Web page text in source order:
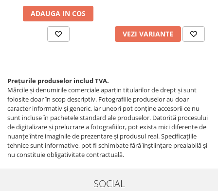
ADAUGA IN COS
VEZI VARIANTE
Prețurile produselor includ TVA.
Mărcile și denumirile comerciale aparțin titularilor de drept şi sunt
folosite doar în scop descriptiv. Fotografiile produselor au doar
caracter informativ şi generic, iar uneori pot conţine accesorii ce nu
sunt incluse în pachetele standard ale produselor. Datorită procesului
de digitalizare și prelucrare a fotografiilor, pot exista mici diferențe de
nuanțe între imaginile de prezentare și produsul real. Specificaţiile
tehnice sunt informative, pot fi schimbate fără înştiinţare prealabilă şi
nu constituie obligativitate contractuală.
SOCIAL